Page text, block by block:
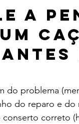
a
do problema
do reparo e do
correto